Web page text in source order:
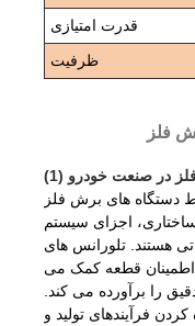
قدرت امتیازی
ظرفیت
فلز
در صنعت خودرو
دستگاه های برش فلز
اجزای سیستم
هستند. تلورانس های
اطمینان قطعه کمک می
را برآورده می کند.
فرآیندهای تولید و